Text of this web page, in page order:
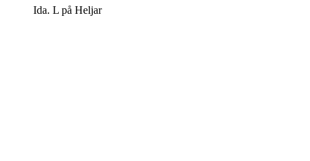
Ida. L på Heljar